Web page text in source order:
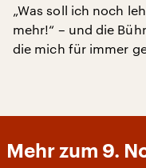
„Was soll ich noch
mehr!“ – und die
die mich für immer
Mehr zum 9.